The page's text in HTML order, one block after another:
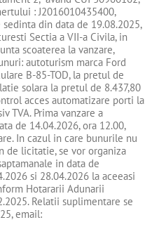
: J2016010435400,
din data de 19.08.2025,
Sectia a VII-a Civila, in
scoaterea la vanzare,
autoturism marca Ford
B-85-TOD, la pretul de
solara la pretul de 8.437,80
acces automatizare porti la
TVA. Prima vanzare a
de 14.04.2026, ora 12.00,
In cazul in care bunurile nu
de licitatie, se vor organiza
in data de
si 28.04.2026 la aceeasi
Hotararii Adunarii
Relatii suplimentare se
email: